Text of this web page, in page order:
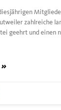
zahlreiche
geehrt und einen
»